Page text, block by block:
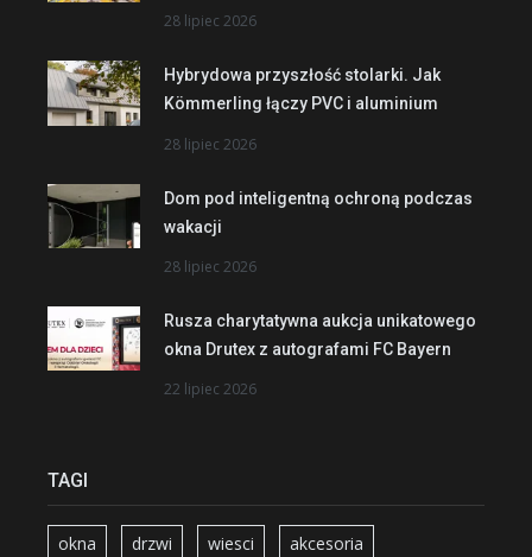
28 lipiec 2026
Hybrydowa przyszłość stolarki. Jak
Kömmerling łączy PVC i aluminium
28 lipiec 2026
Dom pod inteligentną ochroną podczas
wakacji
28 lipiec 2026
Rusza charytatywna aukcja unikatowego
okna Drutex z autografami FC Bayern
22 lipiec 2026
TAGI
okna drzwi wiesci akcesoria